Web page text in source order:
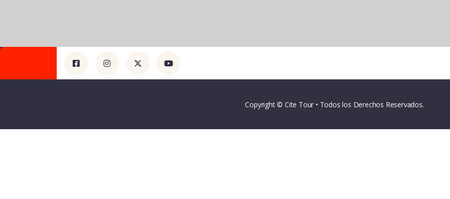
Copyright © Cite Tour • Todos los Derechos Reservados.